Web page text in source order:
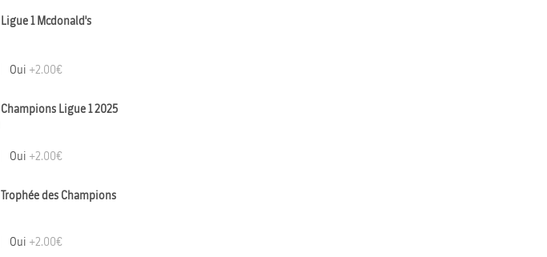
Ligue 1 Mcdonald's
Oui +2.00€
Champions Ligue 1 2025
Oui +2.00€
Trophée des Champions
Oui +2.00€